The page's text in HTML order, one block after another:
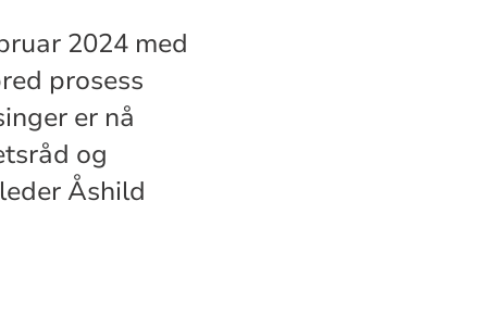
2024 med
prosess
er nå
og
Åshild